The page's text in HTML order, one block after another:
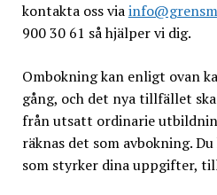
kontakta oss via
900 30 61 så hjälper vi dig.
Ombokning kan enligt ovan
gång, och det nya tillfället
från utsatt ordinarie
räknas det som avbokning.
som styrker dina uppgifter,